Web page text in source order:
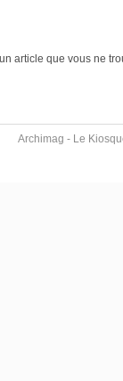
article que vous ne
Archimag - Le